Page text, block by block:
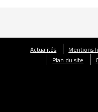
Actualités Mentions
Plan du site